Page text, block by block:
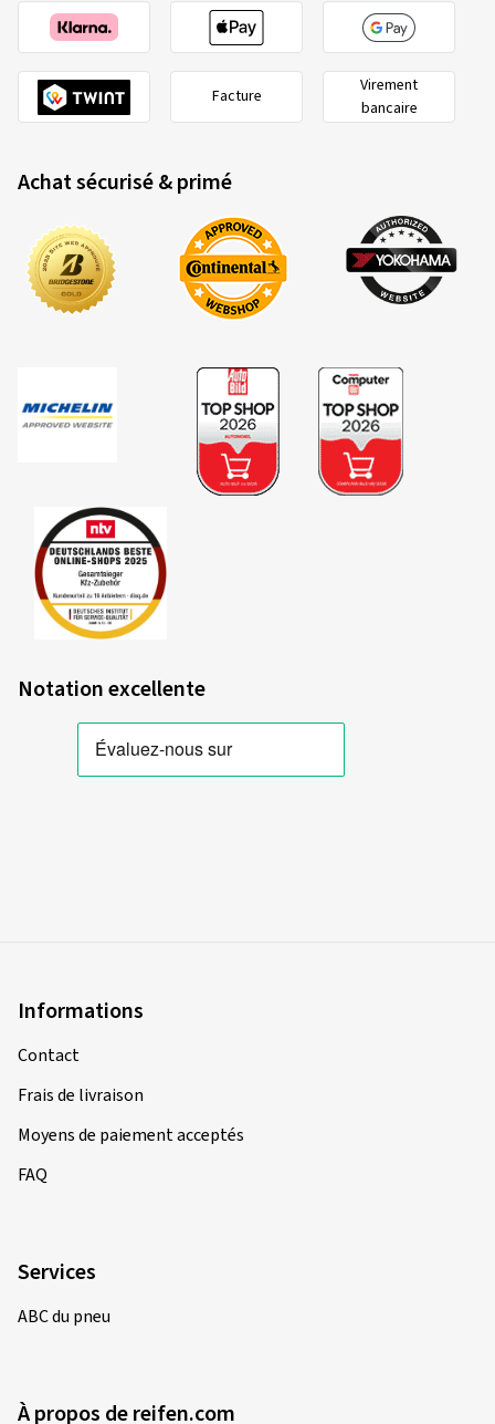
Facture
Virement
bancaire
Achat sécurisé & primé
Notation excellente
Informations
Contact
Frais de livraison
Moyens de paiement acceptés
FAQ
Services
ABC du pneu
À propos de reifen.com